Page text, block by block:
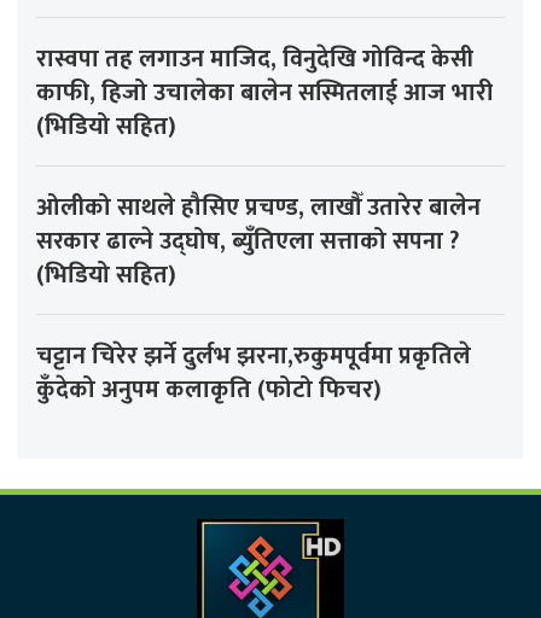
रास्वपा तह लगाउन माजिद, विनुदेखि गोविन्द केसी
काफी, हिजो उचालेका बालेन सस्मितलाई आज भारी
(भिडियो सहित)
ओलीको साथले हौसिए प्रचण्ड, लाखौँ उतारेर बालेन
सरकार ढाल्ने उद्घोष, ब्युँतिएला सत्ताको सपना ?
(भिडियो सहित)
चट्टान चिरेर झर्ने दुर्लभ झरना,रुकुमपूर्वमा प्रकृतिले
कुँदेको अनुपम कलाकृति (फोटो फिचर)